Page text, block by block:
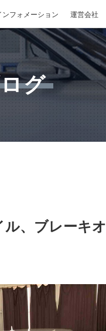
ンフォメーション 運営会社
グ
、ブレーキオ